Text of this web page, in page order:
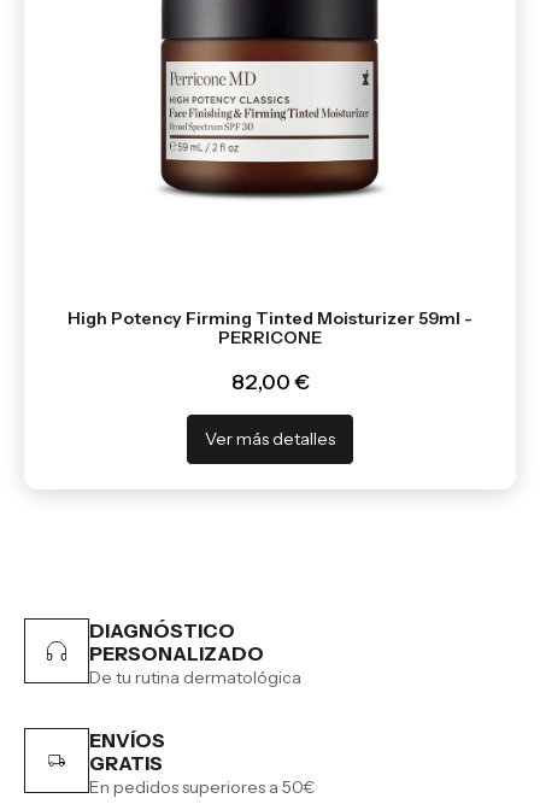
High Potency Firming Tinted Moisturizer 59ml -
PERRICONE
82,00 €
Ver más detalles
DIAGNÓSTICO
PERSONALIZADO
De tu rutina dermatológica
ENVÍOS
GRATIS
En pedidos superiores a 50€